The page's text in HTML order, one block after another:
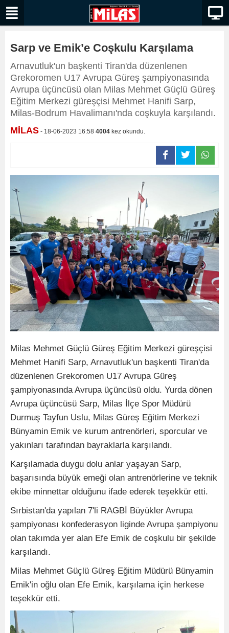
Sarp ve Emik’e Coşkulu Karşılama
Arnavutluk'un başkenti Tiran'da düzenlenen
Grekoromen U17 Avrupa Güreş şampiyonasında
Avrupa üçüncüsü olan Milas Mehmet Güçlü Güreş
Eğitim Merkezi güreşçisi Mehmet Hanifi Sarp,
Milas-Bodrum Havalimanı'nda coşkuyla karşılandı.
MİLAS - 18-06-2023 16:58 4004 kez okundu.
Milas Mehmet Güçlü Güreş Eğitim Merkezi güreşçisi
Mehmet Hanifi Sarp, Arnavutluk'un başkenti Tiran'da
düzenlenen Grekoromen U17 Avrupa Güreş
şampiyonasında Avrupa üçüncüsü oldu. Yurda dönen
Avrupa üçüncüsü Sarp, Milas İlçe Spor Müdürü
Durmuş Tayfun Uslu, Milas Güreş Eğitim Merkezi
Bünyamin Emik ve kurum antrenörleri, sporcular ve
yakınları tarafından bayraklarla karşılandı.
Karşılamada duygu dolu anlar yaşayan Sarp,
başarısında büyük emeği olan antrenörlerine ve teknik
ekibe minnettar olduğunu ifade ederek teşekkür etti.
Sırbistan'da yapılan 7'li RAGBİ Büyükler Avrupa
şampiyonası konfederasyon liginde Avrupa şampiyonu
olan takımda yer alan Efe Emik de coşkulu bir şekilde
karşılandı.
Milas Mehmet Güçlü Güreş Eğitim Müdürü Bünyamin
Emik'in oğlu olan Efe Emik, karşılama için herkese
teşekkür etti.